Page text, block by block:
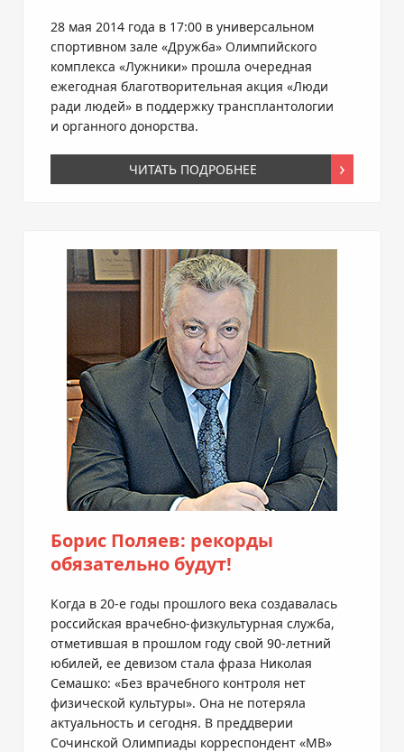
28 мая 2014 года в 17:00 в универсальном
спортивном зале «Дружба» Олимпийского
комплекса «Лужники» прошла очередная
ежегодная благотворительная акция «Люди
ради людей» в поддержку трансплантологии
и органного донорства.
ЧИТАТЬ ПОДРОБНЕЕ
Борис Поляев: рекорды
обязательно будут!
Когда в 20-е годы прошлого века создавалась
российская врачебно-физкультурная служба,
отметившая в прошлом году свой 90-летнии
юбилей, ее девизом стала фраза Николая
Семашко: «Без врачебного контроля нет
физической культуры». Она не потеряла
актуальность и сегодня. В преддверии
Сочинской Олимпиады корреспондент «МВ»